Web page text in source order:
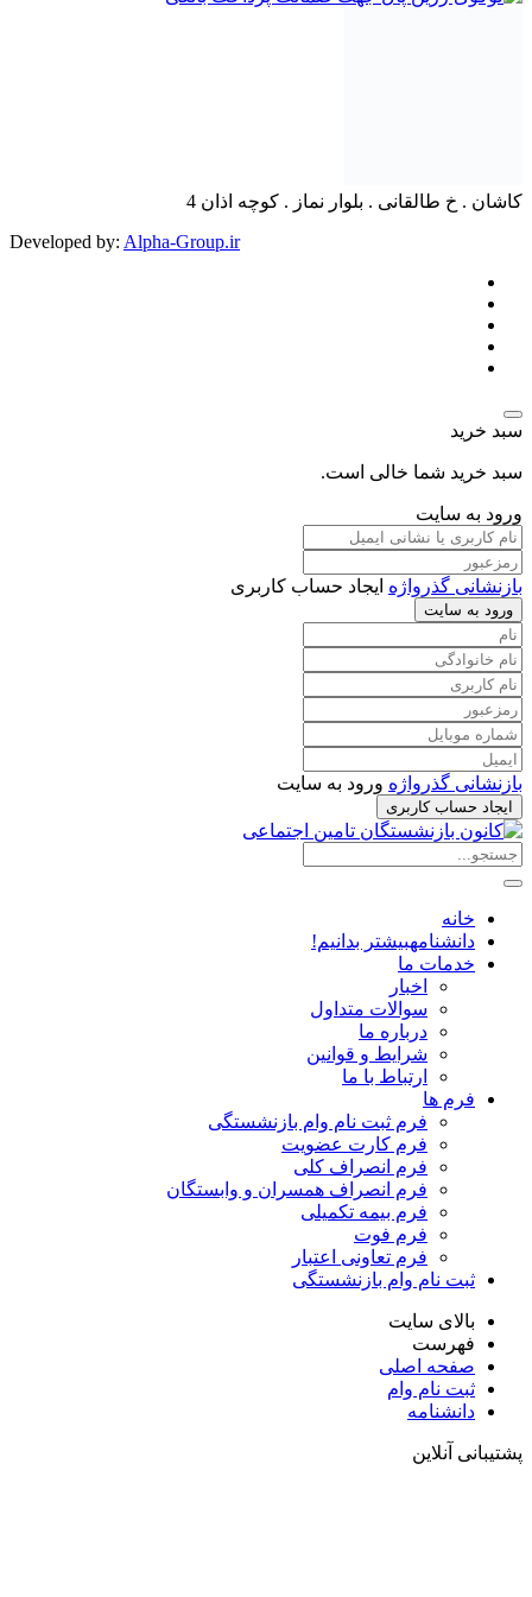
کاشان . خ طالقانی . بلوار نماز . کوچه اذان 4
Developed by: Alpha-Group.ir
سبد خرید
سبد خرید شما خالی است.
ورود به سایت
بازنشانی گذرواژه ایجاد حساب کاربری
ورود به سایت
بازنشانی گذرواژه ورود به سایت
ایجاد حساب کاربری
خانه
دانشنامهبیشتر بدانیم!
خدمات ما
اخبار
سوالات متداول
درباره ما
شرایط و قوانین
ارتباط با ما
فرم ها
فرم ثبت نام وام بازنشستگی
فرم کارت عضویت
فرم انصراف کلی
فرم انصراف همسران و وابستگان
فرم بیمه تکمیلی
فرم فوت
فرم تعاونی اعتبار
ثبت نام وام بازنشستگی
بالای سایت
فهرست
صفحه اصلی
ثبت نام وام
دانشنامه
پشتیبانی آنلاین